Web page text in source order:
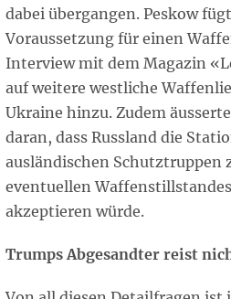
dabei übergangen. Peskow
Voraussetzung für einen
Interview mit dem Magazin
auf weitere westliche
Ukraine hinzu. Zudem
daran, dass Russland die
ausländischen Schutztruppen
eventuellen
akzeptieren würde.
Trumps Abgesandter reist